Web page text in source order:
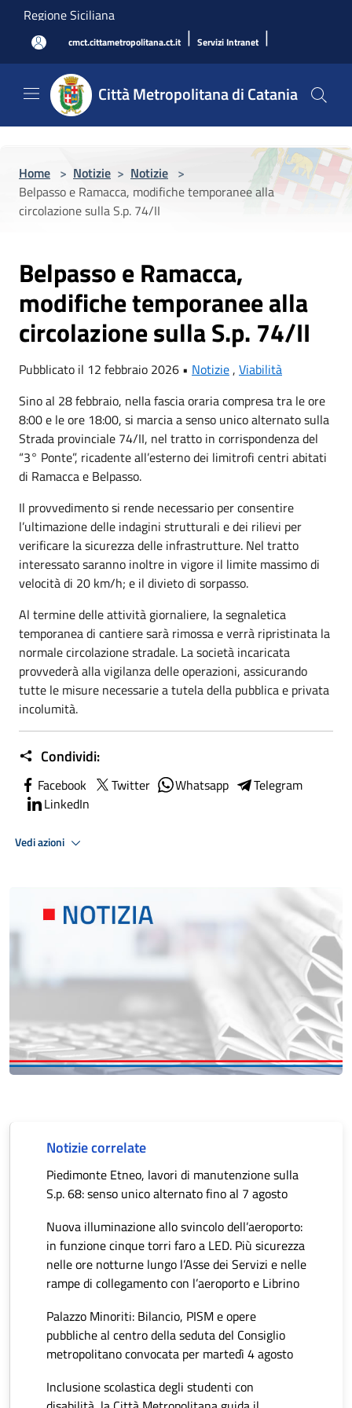
Salta al contenuto principale
Regione Siciliana
cmct.cittametropolitana.ct.it | Servizi Intranet |
Città Metropolitana di Catania
Home > Notizie > Notizie >
Belpasso e Ramacca, modifiche temporanee alla
circolazione sulla S.p. 74/II
Belpasso e Ramacca,
modifiche temporanee alla
circolazione sulla S.p. 74/II
Pubblicato il 12 febbraio 2026 • Notizie, Viabilità
Sino al 28 febbraio, nella fascia oraria compresa tra le ore
8:00 e le ore 18:00, si marcia a senso unico alternato sulla
Strada provinciale 74/II, nel tratto in corrispondenza del
“3° Ponte”, ricadente all’esterno dei limitrofi centri abitati
di Ramacca e Belpasso.
Il provvedimento si rende necessario per consentire
l’ultimazione delle indagini strutturali e dei rilievi per
verificare la sicurezza delle infrastrutture. Nel tratto
interessato saranno inoltre in vigore il limite massimo di
velocità di 20 km/h; e il divieto di sorpasso.
Al termine delle attività giornaliere, la segnaletica
temporanea di cantiere sarà rimossa e verrà ripristinata la
normale circolazione stradale. La società incaricata
provvederà alla vigilanza delle operazioni, assicurando
tutte le misure necessarie a tutela della pubblica e privata
incolumità.
Condividi:
Facebook Twitter Whatsapp
Telegram
LinkedIn
Vedi azioni
Notizie correlate
Piedimonte Etneo, lavori di manutenzione sulla
S.p. 68: senso unico alternato fino al 7 agosto
Nuova illuminazione allo svincolo dell’aeroporto:
in funzione cinque torri faro a LED. Più sicurezza
nelle ore notturne lungo l’Asse dei Servizi e nelle
rampe di collegamento con l’aeroporto e Librino
Palazzo Minoriti: Bilancio, PISM e opere
pubbliche al centro della seduta del Consiglio
metropolitano convocata per martedì 4 agosto
Inclusione scolastica degli studenti con